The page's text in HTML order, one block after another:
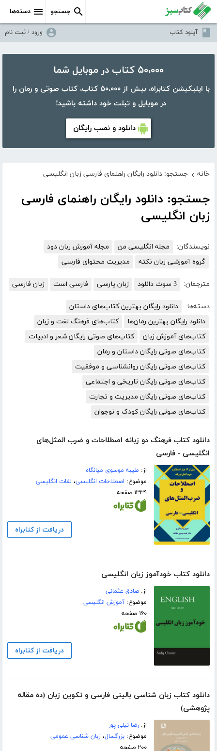
دسته‌ها جستجو
آپلود کتاب ورود / ثبت نام
۵۰،۰۰۰ کتاب در موبایل شما
با اپلیکیشن کتابراه، بیش از ۵۰،۰۰۰ کتاب، کتاب صوتی و رمان را
در موبایل و تبلت خود داشته باشید!
دانلود و نصب رایگان
خانه › جستجو: دانلود رایگان راهنمای فارسی زبان انگلیسی
جستجو: دانلود رایگان راهنمای فارسی
زبان انگلیسی
نویسندگان: مجله انگلیسی من
مجله آموزش زبان دود
گروه آموزشی زبان نکته
مدیریت محتوای فارسی
مترجمان: 3 سوت دانلود زبان پارسی فارسی است زبان فارسی
دسته‌ها:
دانلود رایگان بهترین کتاب‌های داستان
دانلود رایگان بهترین رمان‌ها
کتاب‌های فرهنگ لغت و زبان
کتاب‌های آموزش زبان
کتاب‌های صوتی رایگان شعر و ادبیات
کتاب‌های صوتی رایگان داستان و رمان
کتاب‌های صوتی رایگان روانشناسی و موفقیت
کتاب‌های صوتی رایگان تاریخی و اجتماعی
کتاب‌های صوتی رایگان مدیریت و تجارت
کتاب‌های صوتی رایگان کودک و نوجوان
دانلود کتاب فرهنگ دو زبانه اصطلاحات و ضرب المثل‌های
انگلیسی - فارسی
از: طیبه موسوی میانگاه
موضوع: اصطلاحات انگلیسی، لغات انگلیسی
۱۳۳۹ صفحه
دریافت از کتابراه
دانلود کتاب خودآموز زبان انگلیسی
از:صادق عثمانی
موضوع:آموزش انگلیسی
۱۶۰ صفحه
دریافت از کتابراه
دانلود کتاب زبان شناسی بالینی فارسی و تکوین زبان (ده مقاله
پژوهشی)
از:رضا نیلی پور
موضوع:بزرگسال،زبان شناسی عمومی
۲۰۰ صفحه